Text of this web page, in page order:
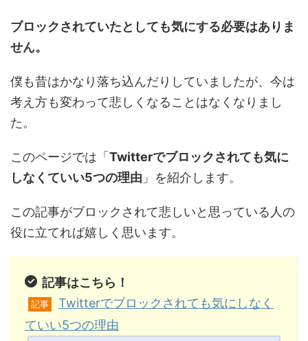
ブロックされていたとしても気にする必要はありま
せん。
僕も昔はかなり落ち込んだりしていましたが、今は
考え方も変わって悲しくなることはなくなりまし
た。
このページでは「 Twitterでブロックされても気に
しなくていい5つの理由 」を紹介します。
この記事がブロックされて悲しいと思っている人の
役に立てれば嬉しく思います。
記事はこちら！
記事
Twitterでブロックされても気にしなく
ていい5つの理由